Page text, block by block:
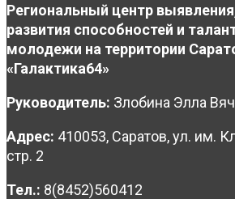
Региональный центр
развития способностей и
молодежи на территории
«Галактика64»
Руководитель: Злобина Элла
Адрес: 410053, Саратов, ул. им.
стр. 2
Тел.: 8(8452)560412